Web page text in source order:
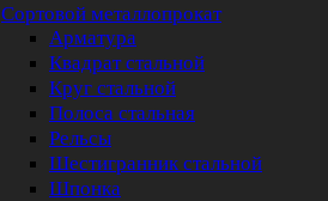
Сортовой металлопрокат
Арматура
Квадрат стальной
Круг стальной
Полоса стальная
Рельсы
Шестигранник стальной
Шпонка